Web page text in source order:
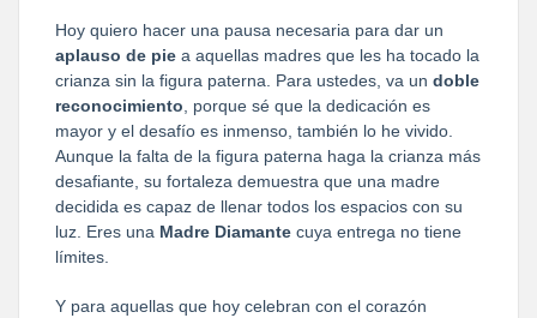
Hoy quiero hacer una pausa necesaria para dar un
aplauso de pie a aquellas madres que les ha tocado la
crianza sin la figura paterna. Para ustedes, va un doble
reconocimiento, porque sé que la dedicación es
mayor y el desafío es inmenso, también lo he vivido.
Aunque la falta de la figura paterna haga la crianza más
desafiante, su fortaleza demuestra que una madre
decidida es capaz de llenar todos los espacios con su
luz. Eres una Madre Diamante cuya entrega no tiene
límites.
Y para aquellas que hoy celebran con el corazón